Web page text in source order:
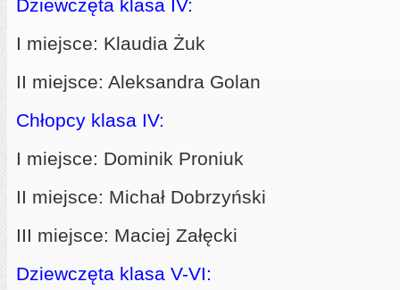
Dziewczęta klasa IV:
I miejsce: Klaudia Żuk
II miejsce: Aleksandra Golan
Chłopcy klasa IV:
I miejsce: Dominik Proniuk
II miejsce: Michał Dobrzyński
III miejsce: Maciej Załęcki
Dziewczęta klasa V-VI: